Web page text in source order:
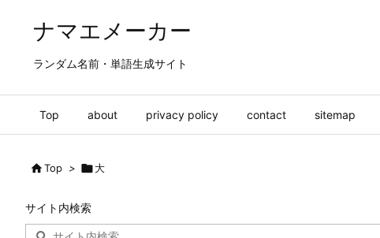
ナマエメーカー
ランダム名前・単語生成サイト
Top about privacy policy contact sitemap
Top > 大
サイト内検索